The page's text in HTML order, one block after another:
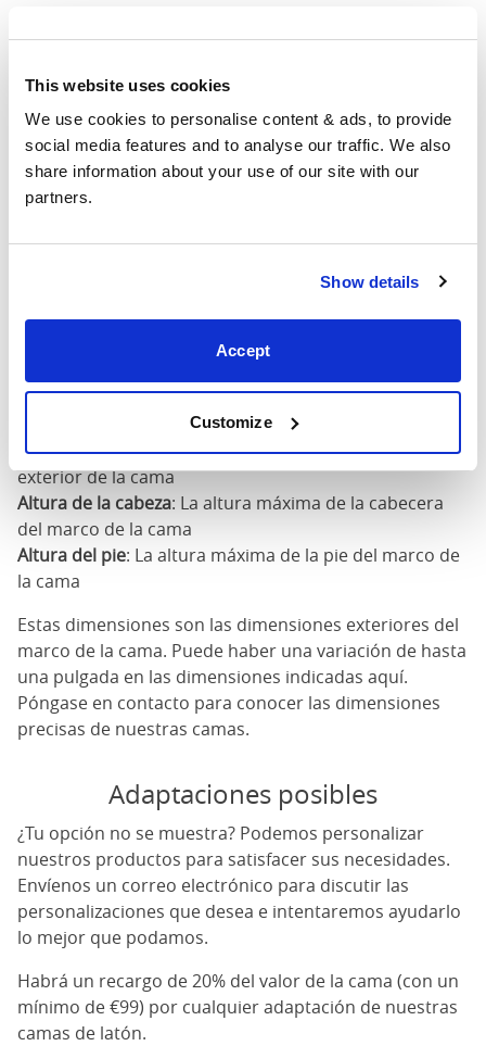
This website uses cookies
We use cookies to personalise content & ads, to provide
social media features and to analyse our traffic. We also
share information about your use of our site with our
partners.
Show details
Accept
Customize
Tamaño del
160cm
X
200cm
64" 82" 50"
200cm
50"
para esta estructura de cama.
: El ancho exterior de la cama
Largo: La longitud exterior de la cama La longitud
exterior de la cama
Altura de la cabeza: La altura máxima de la cabecera
del marco de la cama
Altura del pie: La altura máxima de la pie del marco de
la cama
Estas dimensiones son las dimensiones exteriores del
marco de la cama. Puede haber una variación de hasta
una pulgada en las dimensiones indicadas aquí.
Póngase en contacto para conocer las dimensiones
precisas de nuestras camas.
Adaptaciones posibles
¿Tu opción no se muestra? Podemos personalizar
nuestros productos para satisfacer sus necesidades.
Envíenos un correo electrónico para discutir las
personalizaciones que desea e intentaremos ayudarlo
lo mejor que podamos.
Habrá un recargo de 20% del valor de la cama (con un
mínimo de €99) por cualquier adaptación de nuestras
camas de latón.